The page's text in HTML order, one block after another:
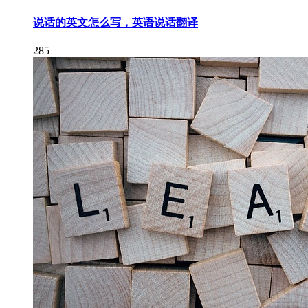
说话的英文怎么写，英语说话翻译
285